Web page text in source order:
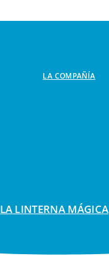
LA COMPAÑÍA
LA LINTERNA MÁGICA